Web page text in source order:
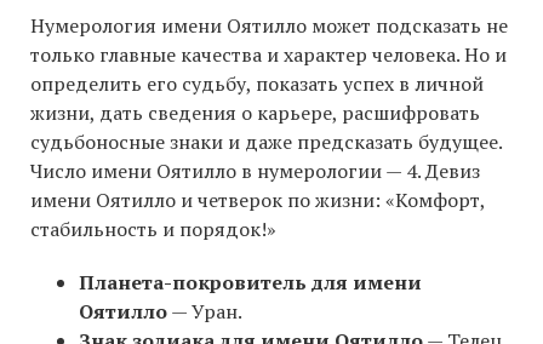
Нумерология имени Оятилло может подсказать не
только главные качества и характер человека. Но и
определить его судьбу, показать успех в личной
жизни, дать сведения о карьере, расшифровать
судьбоносные знаки и даже предсказать будущее.
Число имени Оятилло в нумерологии — 4. Девиз
имени Оятилло и четверок по жизни: «Комфорт,
стабильность и порядок!»
Планета-покровитель для имени
Оятилло— Уран.